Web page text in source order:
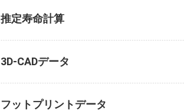
推定寿命計算
3D-CADデータ
フットプリントデータ